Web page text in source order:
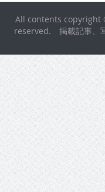
All contents copyright
reserved. 掲載記事、